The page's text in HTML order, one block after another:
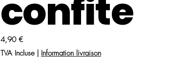
confite
Prix
4,90 €
TVA Incluse
Information livraison